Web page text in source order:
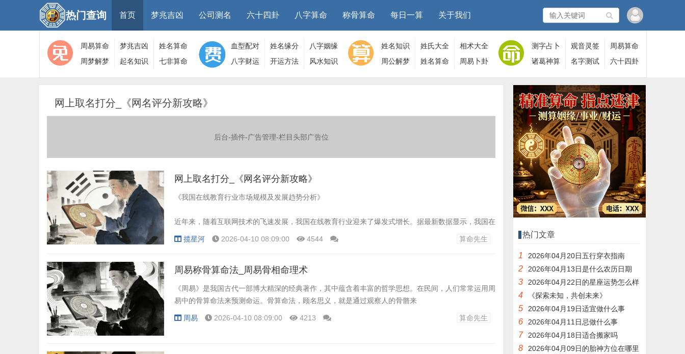
热门查询 首页 梦兆吉凶 公司测名 六十四卦 八字算命 称骨算命 每日一算 关于我们
周易算命 梦兆吉凶
姓名算命
周梦解梦
大全
起名知识
算命
七非算命
网
血型配对 姓名缘分
八字姻缘
八字财运
开运方法 风水知识
姓名知识 姓氏大全
相术大全
周公解梦
姓名算命 周易卜卦
测字占卜 观音灵签
周易算命
诸葛神算
名字测试 六十四卦
网上取名打分_《网名评分新攻略》
后台-插件-广告管理-栏目头部广告位
网上取名打分_《网名评分新攻略》
《我国在线教育行业市场规模及发展趋势分析》
近年来，随着互联网技术的飞速发展，我国在线教育行业迎来了爆发式增长。据最新数据显示，我国在
线教育市场规模已突破4000亿元，预计未来几年将保持高速增长。从行业发展趋势来看，人工智能、
揽星河 2026-04-10 08:09:00 4544 算命先生
周易称骨算命法_周易骨相命理术
《周易》是我国古代一部博大精深的经典著作，其中蕴含着丰富的哲学思想。在民间，人们常常运用周
易中的骨算命法来预测命运。骨算命法，顾名思义，就是通过观察人的骨骼来
周易 2026-04-10 08:09:00 4213 算命先生
热门文章
1 2026年04月20日五行穿衣指南
2 2026年04月13日是什么农历日期
3 2026年04月22日的星座运势怎么样
4 《探索未知，共创未来》
5 2026年04月19日适宜做什么事
6 2026年04月11日忌做什么事
7 2026年04月18日适合搬家吗
8 2026年04月09日的胎神方位在哪里